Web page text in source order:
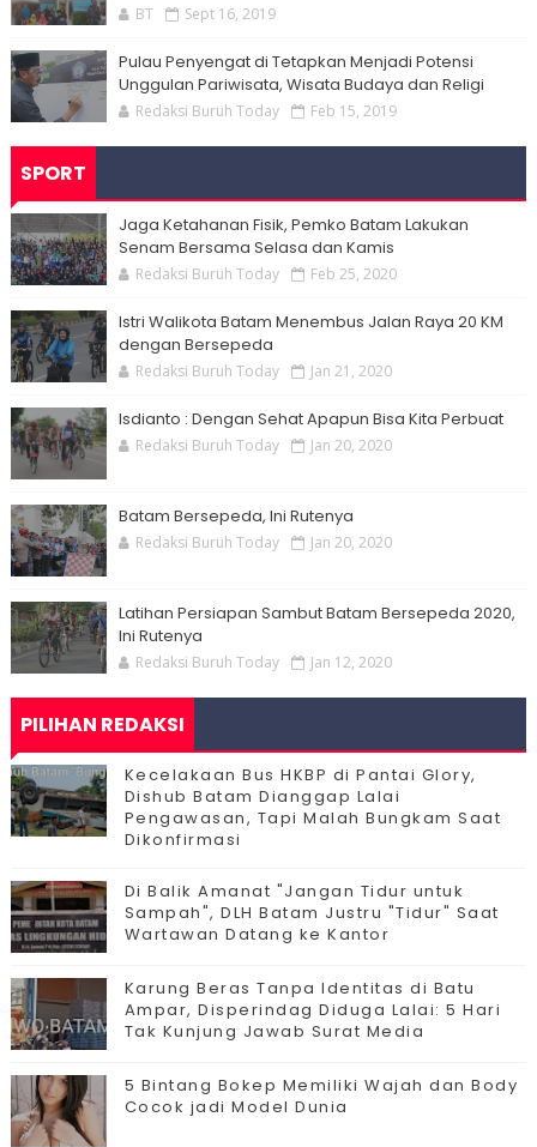
BT Sept 16, 2019
Pulau Penyengat di Tetapkan Menjadi Potensi
Unggulan Pariwisata, Wisata Budaya dan Religi
Redaksi Buruh Today Feb 15, 2019
SPORT
Jaga Ketahanan Fisik, Pemko Batam Lakukan
Senam Bersama Selasa dan Kamis
Redaksi Buruh Today Feb 25, 2020
Istri Walikota Batam Menembus Jalan Raya 20 KM
dengan Bersepeda
Redaksi Buruh Today Jan 21, 2020
Isdianto : Dengan Sehat Apapun Bisa Kita Perbuat
Redaksi Buruh Today Jan 20, 2020
Batam Bersepeda, Ini Rutenya
Redaksi Buruh Today Jan 20, 2020
Latihan Persiapan Sambut Batam Bersepeda 2020,
Ini Rutenya
Redaksi Buruh Today Jan 12, 2020
PILIHAN REDAKSI
Kecelakaan Bus HKBP di Pantai Glory,
Dishub Batam Dianggap Lalai
Pengawasan, Tapi Malah Bungkam Saat
Dikonfirmasi
Di Balik Amanat "Jangan Tidur untuk
Sampah", DLH Batam Justru "Tidur" Saat
Wartawan Datang ke Kantor
Karung Beras Tanpa Identitas di Batu
Ampar, Disperindag Diduga Lalai: 5 Hari
Tak Kunjung Jawab Surat Media
5 Bintang Bokep Memiliki Wajah dan Body
Cocok jadi Model Dunia